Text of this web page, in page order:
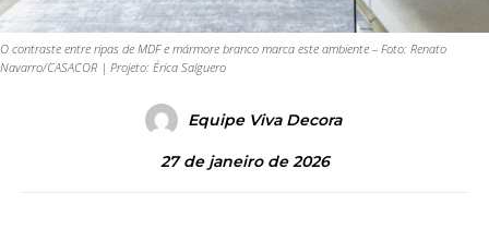
O contraste entre ripas de MDF e mármore branco marca este ambiente – Foto: Renato
Navarro/CASACOR | Projeto: Érica Salguero
Equipe Viva Decora
27 de janeiro de 2026